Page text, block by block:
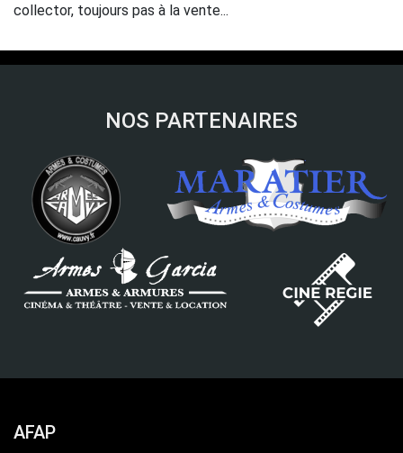
collector, toujours pas à la vente...
NOS PARTENAIRES
AFAP